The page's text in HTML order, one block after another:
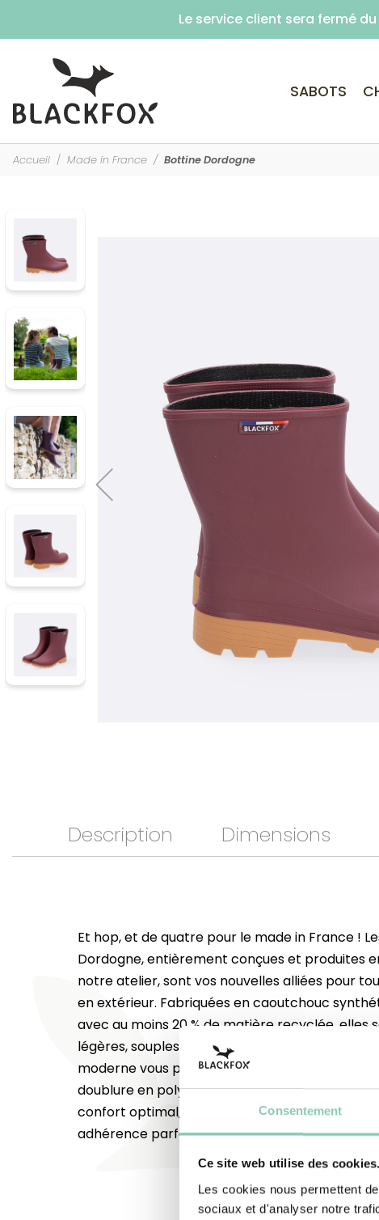
Consentement
Ce site web utilise des cookies.
Les cookies nous permettent
sociaux et d'analyser notre
SABOTS
Accueil Made in France Bottine Dordogne
Description Dimensions
Et hop, et de quatre pour le made in France !
Dordogne, entièrement conçues et produites
notre atelier, sont vos nouvelles alliées pour
en extérieur. Fabriquées en caoutchouc
avec au moins 20 % de matière recyclée, elles
légères, souples et très confortables. Faciles à
moderne vous permet de les porter en toutes
doublure en polyester recyclé, certifiée
confort optimal, tandis que la semelle crantée
adhérence parfaite sur tous les terrains.
Le service client sera fermé